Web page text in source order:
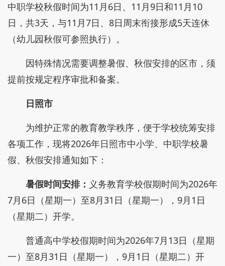
中职学校秋假时间为11月6日、11月9日和11月10
日，共3天，与11月7日、8日周末衔接形成5天连休
（幼儿园秋假可参照执行）。
因特殊情况需要调整暑假、秋假安排的区市，须
提前按规定程序审批和备案。
日照市
为维护正常的教育教学秩序，便于学校统筹安排
各项工作，现将2026年日照市中小学、中职学校暑
假、秋假安排通知如下：
暑假时间安排： 义务教育学校假期时间为2026年
7月6日（星期一）至8月31日（星期一），9月1日
（星期二）开学。
普通高中学校假期时间为2026年7月13日（星期
一）至8月31日（星期一），9月1日（星期二）开